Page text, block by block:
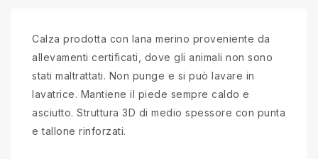
Calza prodotta con lana merino proveniente da
allevamenti certificati, dove gli animali non sono
stati maltrattati. Non punge e si può lavare in
lavatrice. Mantiene il piede sempre caldo e
asciutto. Struttura 3D di medio spessore con punta
e tallone rinforzati.